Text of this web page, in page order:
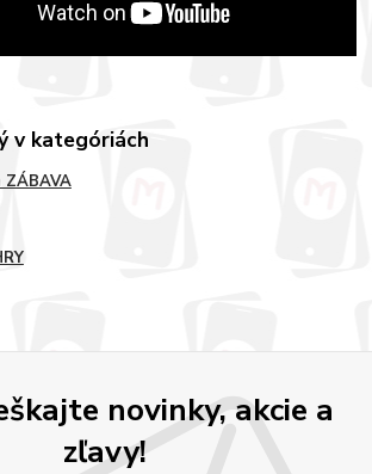
v kategóriách
ZÁBAVA
novinky, akcie a
zľavy!